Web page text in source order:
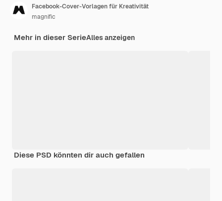
Facebook-Cover-Vorlagen für Kreativität
magnific
Mehr in dieser SerieAlles anzeigen
Diese PSD könnten dir auch gefallen